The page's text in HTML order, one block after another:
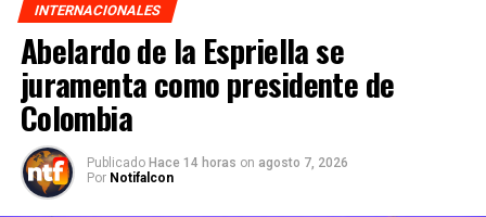
INTERNACIONALES
Abelardo de la Espriella se
juramenta como presidente de
Colombia
Publicado Hace 14 horas on agosto 7, 2026
Por Notifalcon